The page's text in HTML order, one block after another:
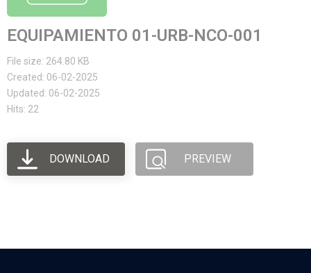
EQUIPAMIENTO 01-URB-NCO-001
File size: 264.80 KB
Created: 06-02-2025
Updated: 06-02-2025
Hits: 22
DOWNLOAD PREVIEW